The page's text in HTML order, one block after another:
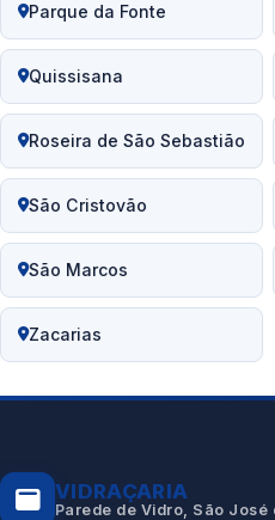
Parque da Fonte
Quissisana
Roseira de São Sebastião
São Cristovão
São Marcos
Zacarias
VIDRAÇARIA
Parede de Vidro, São José